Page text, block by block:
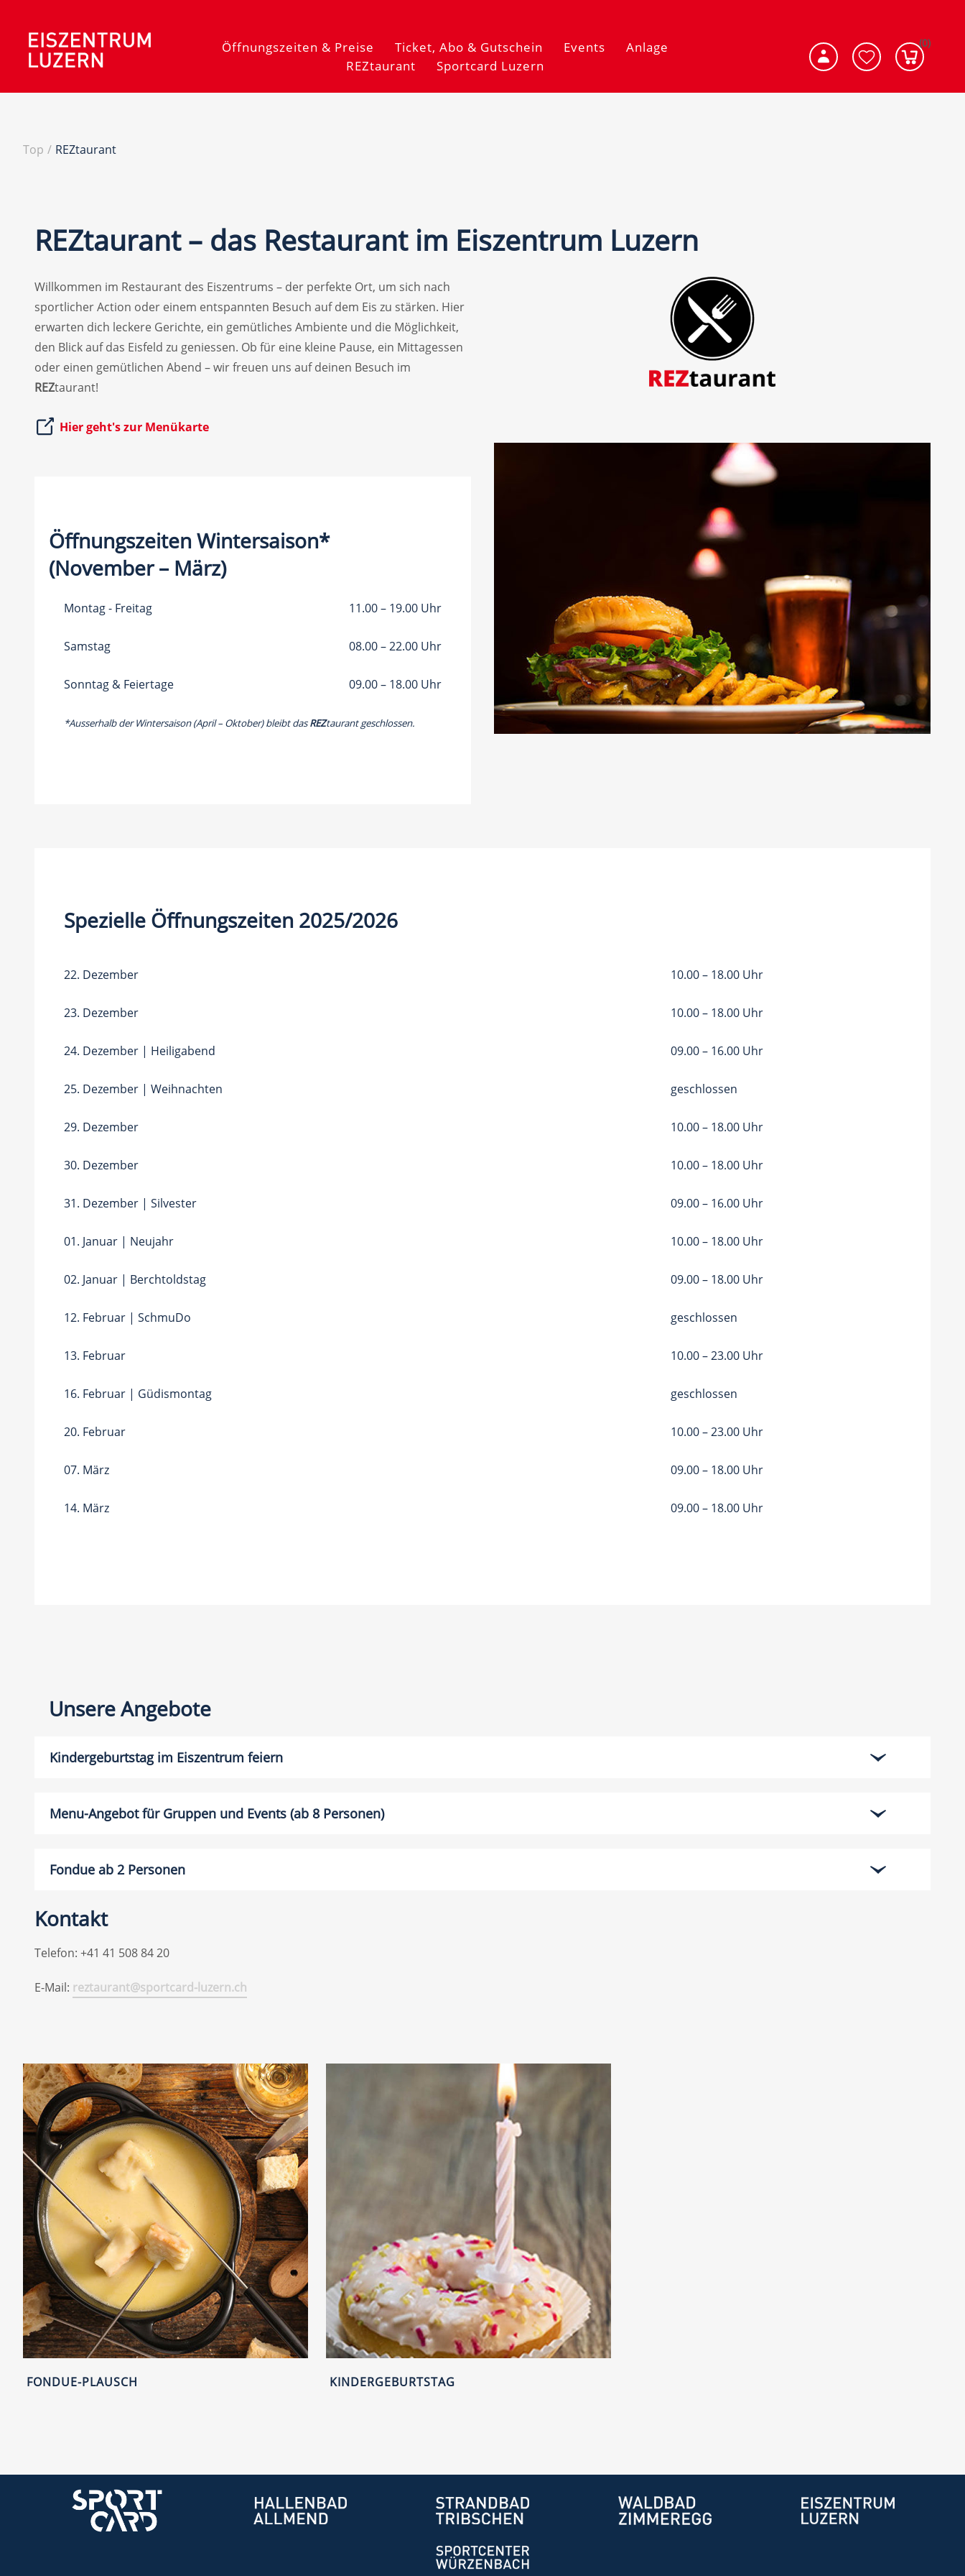
Öffnungszeiten & Preise Ticket, Abo & Gutschein Events
Anlage
REZtaurant
Sportcard Luzern
(0)
Top / REZtaurant
REZtaurant – das Restaurant im Eiszentrum Luzern
Willkommen im Restaurant des Eiszentrums – der perfekte Ort, um sich nach
sportlicher Action oder einem entspannten Besuch auf dem Eis zu stärken. Hier
erwarten dich leckere Gerichte, ein gemütliches Ambiente und die Möglichkeit,
den Blick auf das Eisfeld zu geniessen. Ob für eine kleine Pause, ein Mittagessen
oder einen gemütlichen Abend – wir freuen uns auf deinen Besuch im
REZtaurant!
Hier geht's zur Menükarte
Öffnungszeiten Wintersaison*
(November – März)
Montag - Freitag 11.00 – 19.00 Uhr
Samstag 08.00 – 22.00 Uhr
Sonntag & Feiertage 09.00 – 18.00 Uhr
*Ausserhalb der Wintersaison (April – Oktober) bleibt dasREZtaurant geschlossen.
Spezielle Öffnungszeiten 2025/2026
22. Dezember 10.00 – 18.00 Uhr
23. Dezember 10.00 – 18.00 Uhr
24. Dezember | Heiligabend 09.00 – 16.00 Uhr
25. Dezember | Weihnachten geschlossen
29. Dezember 10.00 – 18.00 Uhr
30. Dezember 10.00 – 18.00 Uhr
31. Dezember | Silvester 09.00 – 16.00 Uhr
01. Januar | Neujahr 10.00 – 18.00 Uhr
02. Januar | Berchtoldstag 09.00 – 18.00 Uhr
12. Februar | SchmuDo geschlossen
13. Februar 10.00 – 23.00 Uhr
16. Februar | Güdismontag geschlossen
20. Februar 10.00 – 23.00 Uhr
07. März 09.00 – 18.00 Uhr
14. März 09.00 – 18.00 Uhr
Unsere Angebote
Kindergeburtstag im Eiszentrum feiern
Menu-Angebot für Gruppen und Events (ab 8 Personen)
Fondue ab 2 Personen
Kontakt
Telefon: +41 41 508 84 20
E-Mail: reztaurant@sportcard-luzern.ch
FONDUE-PLAUSCH KINDERGEBURTSTAG